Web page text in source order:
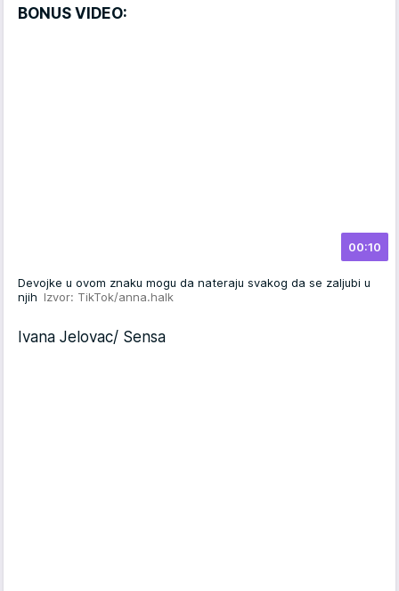
BONUS VIDEO:
00:10
Devojke u ovom znaku mogu da nateraju svakog da se zaljubi u
njih Izvor: TikTok/anna.halk
Ivana Jelovac/ Sensa